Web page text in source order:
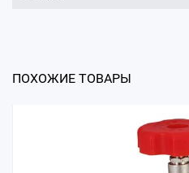
ПОХОЖИЕ ТОВАРЫ